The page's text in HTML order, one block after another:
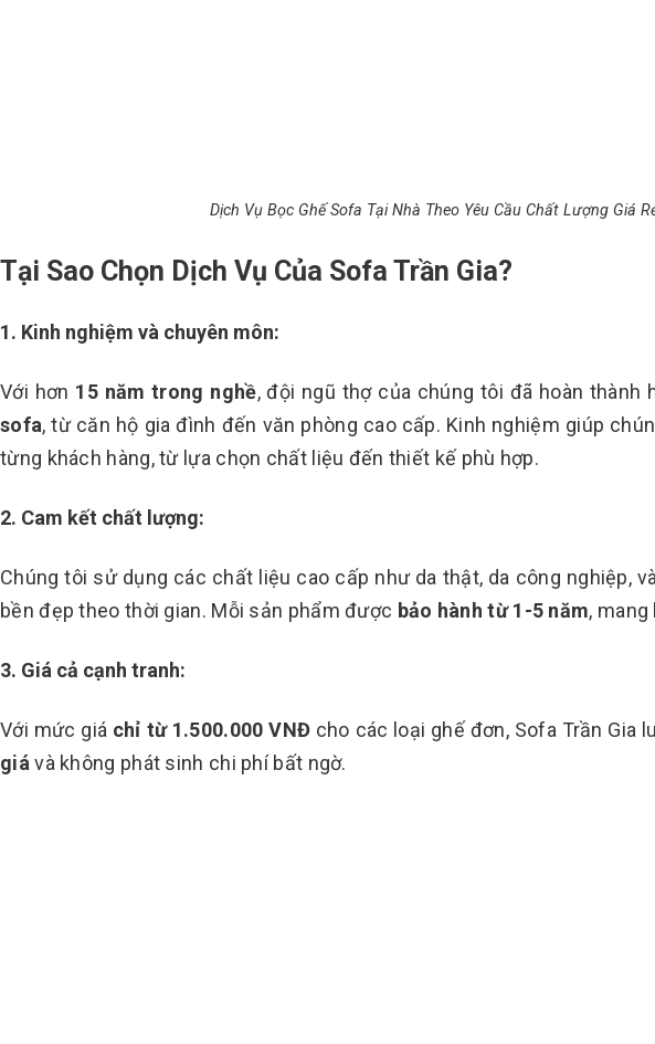
Dịch Vụ Bọc Ghế Sofa Tại Nhà Theo Yêu Cầu Chất Lượng Giá
Tại Sao Chọn Dịch Vụ Của Sofa Trần Gia?
1. Kinh nghiệm và chuyên môn:
Với hơn 15 năm trong nghề, đội ngũ thợ của chúng tôi đã hoàn thành
sofa, từ căn hộ gia đình đến văn phòng cao cấp. Kinh nghiệm giúp
từng khách hàng, từ lựa chọn chất liệu đến thiết kế phù hợp.
2. Cam kết chất lượng:
Chúng tôi sử dụng các chất liệu cao cấp như da thật, da công nghiệp,
bền đẹp theo thời gian. Mỗi sản phẩm được bảo hành từ 1-5 năm,
3. Giá cả cạnh tranh:
Với mức giá chỉ từ 1.500.000 VNĐ cho các loại ghế đơn, Sofa Trần Gia
giá và không phát sinh chi phí bất ngờ.